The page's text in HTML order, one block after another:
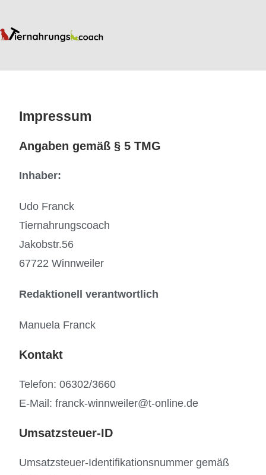
Impressum
Angaben gemäß § 5 TMG
Inhaber:
Udo Franck
Tiernahrungscoach
Jakobstr.56
67722 Winnweiler
Redaktionell verantwortlich
Manuela Franck
Kontakt
Telefon: 06302/3660
E-Mail: franck-winnweiler@t-online.de
Umsatzsteuer-ID
Umsatzsteuer-Identifikationsnummer gemäß